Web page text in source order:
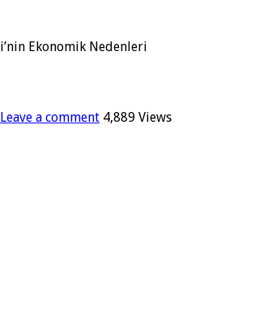
Ekonomik Nedenleri
Leave a comment 4,889 Views